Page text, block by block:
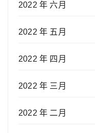
2022 年 六月
2022 年 五月
2022 年 四月
2022 年 三月
2022 年 二月